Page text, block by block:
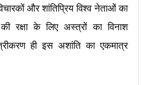
और शांतिप्रिय विश्व नेताओं का
रक्षा के लिए अस्त्रों का विनाश
ही इस अशांति का एकमात्र